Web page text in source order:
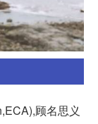
顾名思义